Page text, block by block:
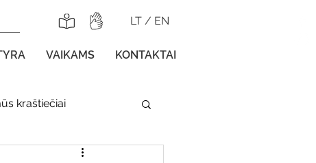
LT / EN
VAIKAMS KONTAKTAI
kraštiečiai
Kilnojamos parodos